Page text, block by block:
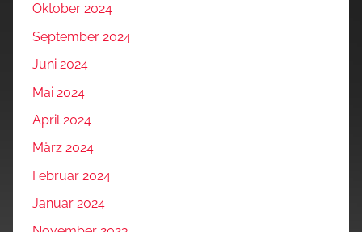
Oktober 2024
September 2024
Juni 2024
Mai 2024
April 2024
März 2024
Februar 2024
Januar 2024